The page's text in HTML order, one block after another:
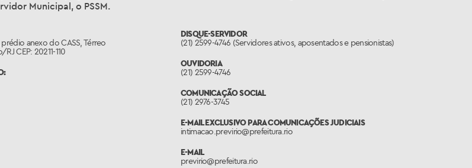
Municipal, o PSSM.
anexo do CASS, Térreo
CEP: 20211-110
DISQUE-SERVIDOR
(21) 2599-4746 (Servidores ativos, aposentados e pensionistas)
OUVIDORIA
(21) 2599-4746
COMUNICAÇÃO SOCIAL
(21) 2976-3745
E-MAIL EXCLUSIVO PARA COMUNICAÇÕES JUDICIAIS
intimacao.previrio@prefeitura.rio
E-MAIL
previrio@prefeitura.rio